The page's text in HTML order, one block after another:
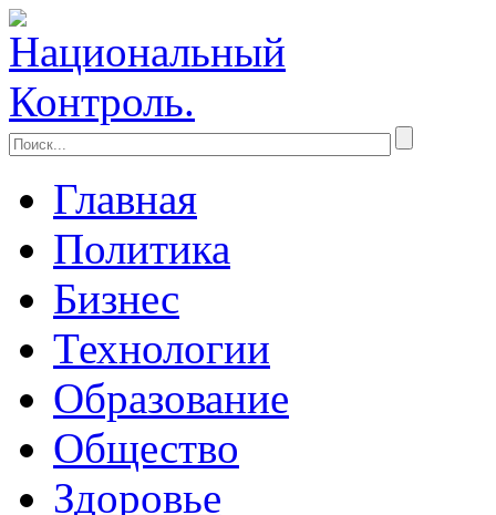
Главная
Политика
Бизнес
Технологии
Образование
Общество
Здоровье